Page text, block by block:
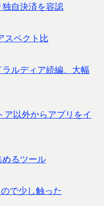
自決済を容認
スペクト比
ルディア続編、大幅
ア以外からアプリをイ
るツール
で少し触った